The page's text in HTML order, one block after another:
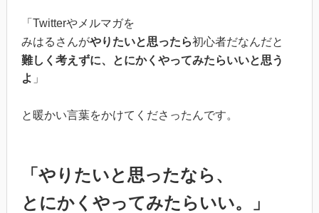
「Twitterやメルマガを
みはるさんがやりたいと思ったら初心者だなんだと
難しく考えずに、とにかくやってみたらいいと思う
よ 」
と暖かい言葉をかけてくださったんです。
「やりたいと思ったなら、
とにかくやってみたらいい。」